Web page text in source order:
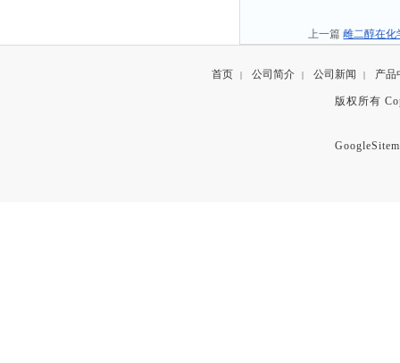
上一篇雌二醇在化
首页 | 公司简介 | 公司新闻 | 产品
版权所有